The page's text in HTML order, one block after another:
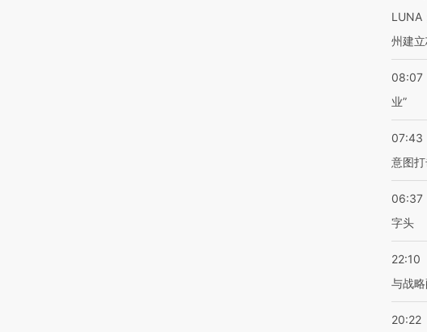
LUNA
州建
08:07
业”
07:43
意图
06:37
字头
22:10
与战略
20:22